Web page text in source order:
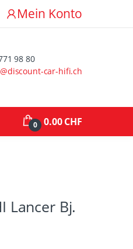
Mein Konto
98 80
car-hifi.ch
0 0.00 CHF
Lancer Bj.